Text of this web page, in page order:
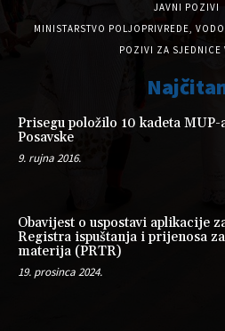
JAVNI POZIVI
MINISTARSTVO POLJOPRIVREDE,
POZIVI ZA SJEDNICE
Prisegu položilo 10 kadeta MUP-
Posavske
9. rujna 2016.
Obavijest o uspostavi aplikacije
Registra ispuštanja i prijenosa
materija (PRTR)
19. prosinca 2024.